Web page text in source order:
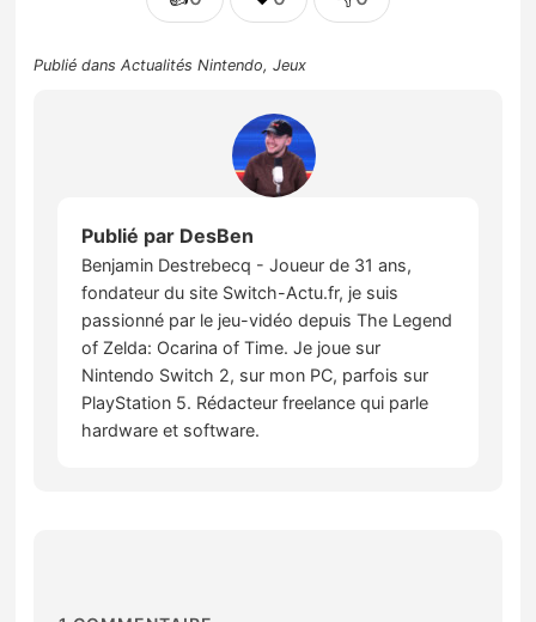
Publié dansActualités Nintendo,Jeux
Publié par DesBen
Benjamin Destrebecq - Joueur de 31 ans,
fondateur du site Switch-Actu.fr, je suis
passionné par le jeu-vidéo depuis The Legend
of Zelda: Ocarina of Time. Je joue sur
Nintendo Switch 2, sur mon PC, parfois sur
PlayStation 5. Rédacteur freelance qui parle
hardware et software.